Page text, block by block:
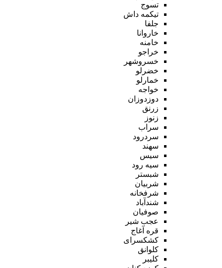
تسوج
تیکمه داش
جلفا
خاروانا
خامنه
خراجو
خسروشهر
خضرلو
خمارلو
خواجه
دوزدوزان
زرنق
زنوز
سراب
سردرود
سهند
سیس
سیه رود
شبستر
شربیان
شرفخانه
شندآباد
صوفیان
عجب شیر
قره آغاج
کشکسرای
کلوانق
کلیبر